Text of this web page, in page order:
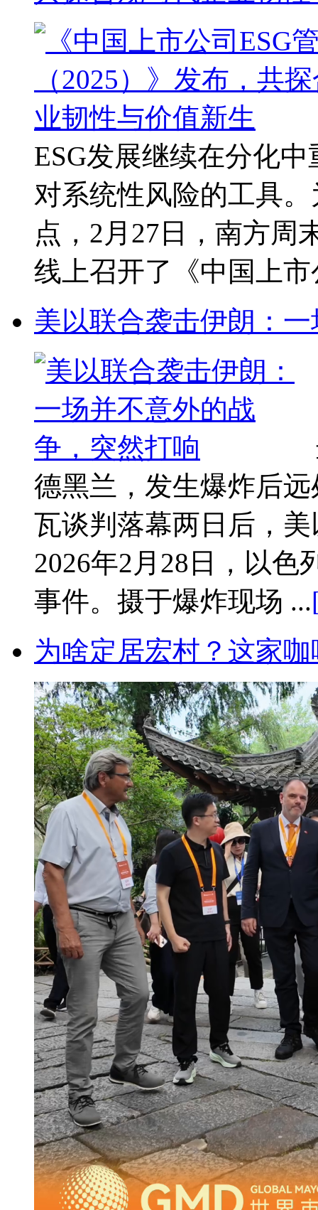
ESG发展继续在分化
对系统性风险的工具
点，2月27日，南方周
线上召开了《中国上
美以联合袭击伊朗：
德黑兰，发生爆炸后
瓦谈判落幕两日后，
2026年2月28日，以色
事件。摄于爆炸现场 ...
为啥定居宏村？这家